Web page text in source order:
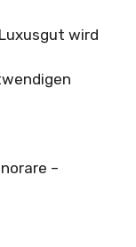
wird
–